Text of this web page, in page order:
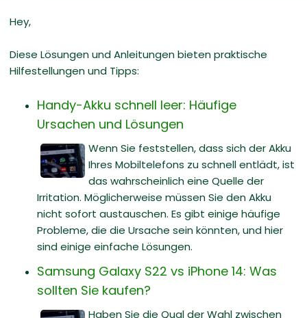
Hey,
Diese Lösungen und Anleitungen bieten praktische
Hilfestellungen und Tipps:
Handy-Akku schnell leer: Häufige
Ursachen und Lösungen
Wenn Sie feststellen, dass sich der Akku
Ihres Mobiltelefons zu schnell entlädt, ist
das wahrscheinlich eine Quelle der
Irritation. Möglicherweise müssen Sie den Akku
nicht sofort austauschen. Es gibt einige häufige
Probleme, die die Ursache sein könnten, und hier
sind einige einfache Lösungen.
Samsung Galaxy S22 vs iPhone 14: Was
sollten Sie kaufen?
Haben Sie die Qual der Wahl zwischen